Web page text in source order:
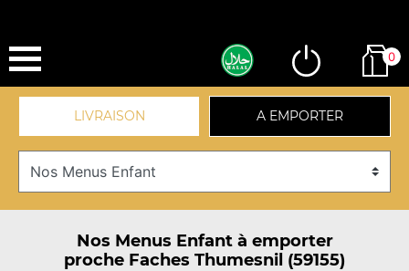
0
LIVRAISON A EMPORTER
Nos Menus Enfant à emporter
proche Faches Thumesnil (59155)